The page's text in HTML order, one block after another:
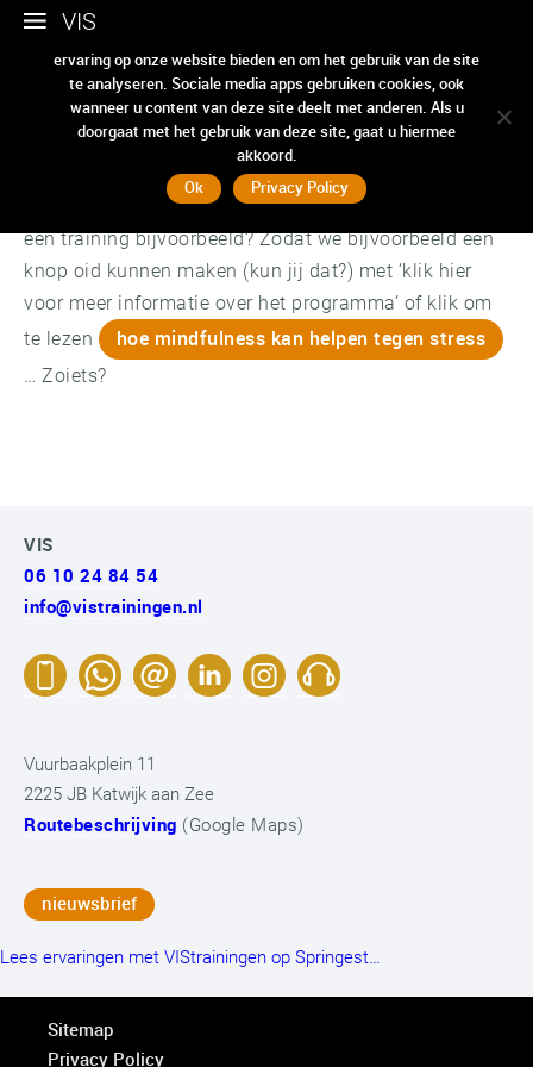
VIS
leesmeer
Ik ben met Joost bezig met SEO / SEA. Hoe kan ik een
pagina maken die ‘verstopt’ is achter een pagina van
een training bijvoorbeeld? Zodat we bijvoorbeeld een
knop oid kunnen maken (kun jij dat?) met ‘klik hier
voor meer informatie over het programma’ of klik om
te lezen
hoe mindfulness kan helpen tegen stress
… Zoiets?
VIS
06 10 24 84 54
info@vistrainingen.nl
Vuurbaakplein 11
2225 JB Katwijk aan Zee
Routebeschrijving (Google Maps)
nieuwsbrief
Lees ervaringen met VIStrainingen op Springest…
Sitemap
Privacy Policy
Wij gebruiken cookies om ervoor te zorgen dat we u de beste
ervaring op onze website bieden en om het gebruik van de site
te analyseren. Sociale media apps gebruiken cookies, ook
wanneer u content van deze site deelt met anderen. Als u
doorgaat met het gebruik van deze site, gaat u hiermee
akkoord.
Ok
Privacy Policy